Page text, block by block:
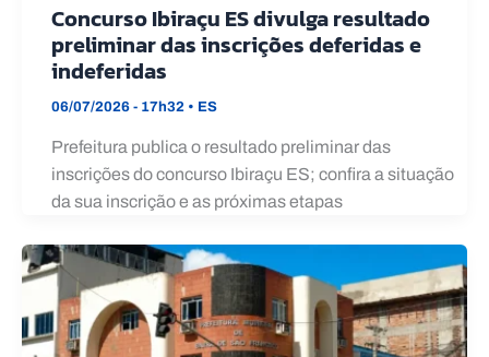
Concurso Ibiraçu ES divulga resultado
preliminar das inscrições deferidas e
indeferidas
06/07/2026 - 17h32 • ES
Prefeitura publica o resultado preliminar das
inscrições do concurso Ibiraçu ES; confira a situação
da sua inscrição e as próximas etapas